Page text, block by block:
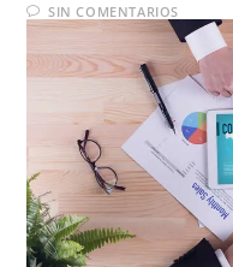
SIN COMENTARIOS